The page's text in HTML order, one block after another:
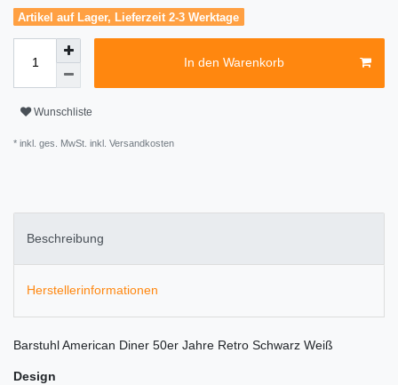
Artikel auf Lager, Lieferzeit 2-3 Werktage
In den Warenkorb
Wunschliste
* inkl. ges. MwSt. inkl. Versandkosten
Beschreibung
Herstellerinformationen
Barstuhl American Diner 50er Jahre Retro Schwarz Weiß
Design